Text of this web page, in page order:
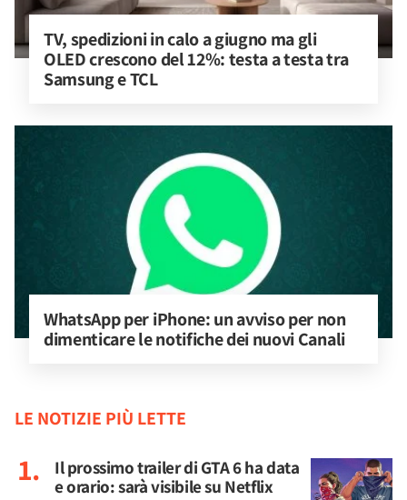
TV, spedizioni in calo a giugno ma gli
OLED crescono del 12%: testa a testa tra
Samsung e TCL
WhatsApp per iPhone: un avviso per non
dimenticare le notifiche dei nuovi Canali
LE NOTIZIE PIÙ LETTE
Il prossimo trailer di GTA 6 ha data
e orario: sarà visibile su Netflix